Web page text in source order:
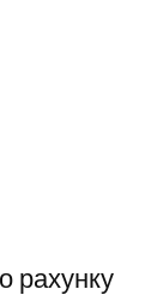
рахунку